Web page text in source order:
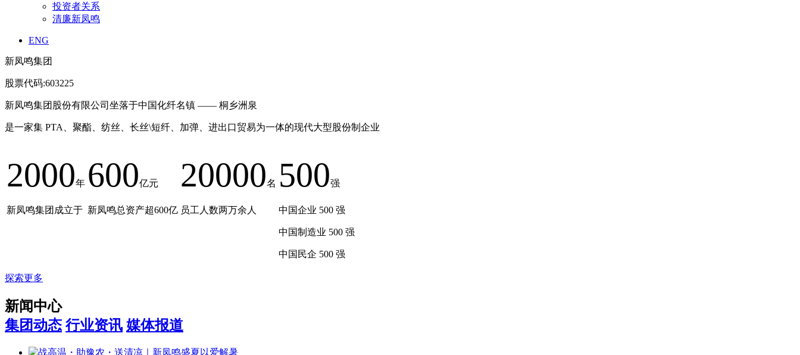
投资者关系
清廉新凤鸣
ENG
新凤鸣集团
股票代码:603225
新凤鸣集团股份有限公司坐落于中国化纤名镇 —— 桐乡洲泉
是一家集 PTA、聚酯、纺丝、长丝\短纤、加弹、进出口贸易为一体的现代大型股份制企业
2000年
新凤鸣集团成立于
600亿元
新凤鸣总资产超600亿
20000名
员工人数两万余人
500强
中国企业 500 强
中国制造业 500 强
中国民企 500 强
探索更多
新闻中心
集团动态 行业资讯 媒体报道